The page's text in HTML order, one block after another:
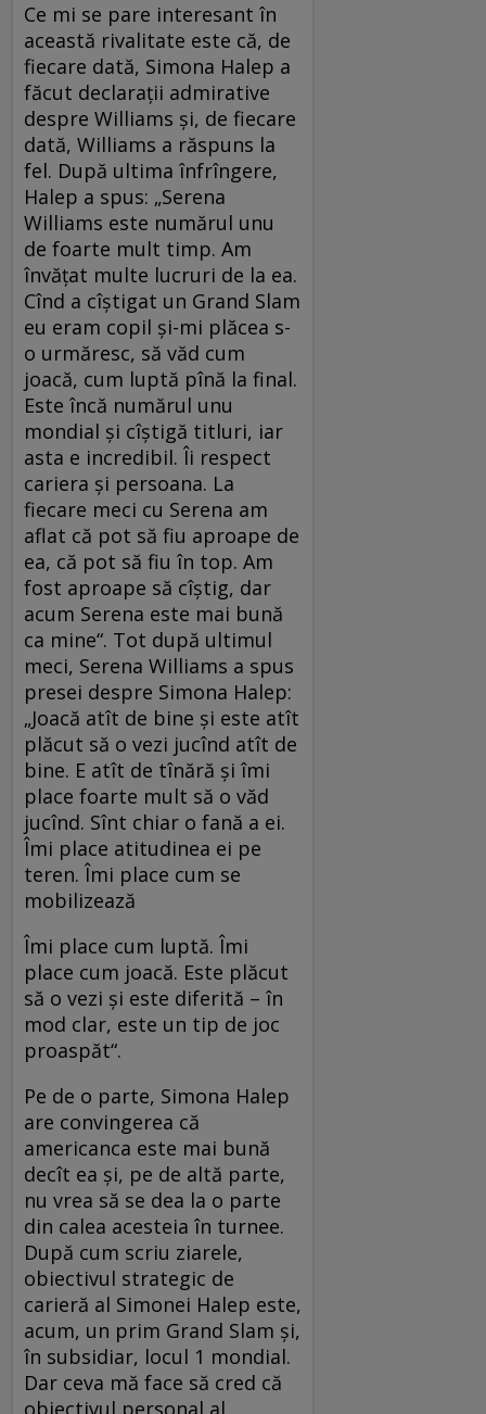
Ce mi se pare interesant în
această rivalitate este că, de
fiecare dată, Simona Halep a
făcut declaraţii admirative
despre Williams şi, de fiecare
dată, Williams a răspuns la
fel. După ultima înfrîngere,
Halep a spus: „Serena
Williams este numărul unu
de foarte mult timp. Am
învăţat multe lucruri de la ea.
Cînd a cîştigat un Grand Slam
eu eram copil şi-mi plăcea s-
o urmăresc, să văd cum
joacă, cum luptă pînă la final.
Este încă numărul unu
mondial şi cîştigă titluri, iar
asta e incredibil. Îi respect
cariera şi persoana. La
fiecare meci cu Serena am
aflat că pot să fiu aproape de
ea, că pot să fiu în top. Am
fost aproape să cîştig, dar
acum Serena este mai bună
ca mine“. Tot după ultimul
meci, Serena Williams a spus
presei despre Simona Halep:
„Joacă atît de bine şi este atît
plăcut să o vezi jucînd atît de
bine. E atît de tînără şi îmi
place foarte mult să o văd
jucînd. Sînt chiar o fană a ei.
Îmi place atitudinea ei pe
teren. Îmi place cum se
mobilizează
Îmi place cum luptă. Îmi
place cum joacă. Este plăcut
să o vezi şi este diferită – în
mod clar, este un tip de joc
proaspăt“.
Pe de o parte, Simona Halep
are convingerea că
americanca este mai bună
decît ea şi, pe de altă parte,
nu vrea să se dea la o parte
din calea acesteia în turnee.
După cum scriu ziarele,
obiectivul strategic de
carieră al Simonei Halep este,
acum, un prim Grand Slam şi,
în subsidiar, locul 1 mondial.
Dar ceva mă face să cred că